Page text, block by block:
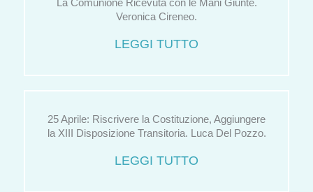
La Comunione Ricevuta con le Mani Giunte.
Veronica Cireneo.
LEGGI TUTTO
25 Aprile: Riscrivere la Costituzione, Aggiungere
la XIII Disposizione Transitoria. Luca Del Pozzo.
LEGGI TUTTO